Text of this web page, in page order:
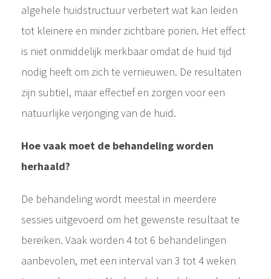
algehele huidstructuur verbetert wat kan leiden
tot kleinere en minder zichtbare porien. Het effect
is niet onmiddelijk merkbaar omdat de huid tijd
nodig heeft om zich te vernieuwen. De resultaten
zijn subtiel, maar effectief en zorgen voor een
natuurlijke verjonging van de huid.
Hoe vaak moet de behandeling worden
herhaald?
De behandeling wordt meestal in meerdere
sessies uitgevoerd om het gewenste resultaat te
bereiken. Vaak worden 4 tot 6 behandelingen
aanbevolen, met een interval van 3 tot 4 weken